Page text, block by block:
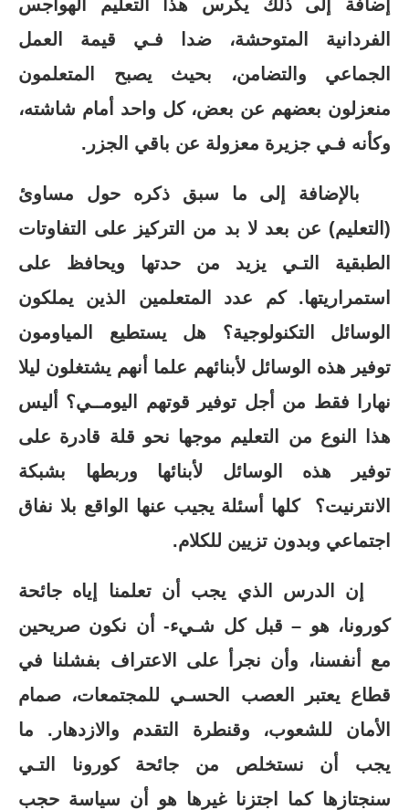
إضافة إلى ذلك يكرس هذا التعليم الهواجس
الفردانية المتوحشة، ضدا فـي قيمة العمل
الجماعي والتضامن، بحيث يصبح المتعلمون
منعزلون بعضهم عن بعض، كل واحد أمام شاشته،
وكأنه فـي جزيرة معزولة عن باقي الجزر.
بالإضافة إلى ما سبق ذكره حول مساوئ
(التعليم) عن بعد لا بد من التركيز على التفاوتات
الطبقية التـي يزيد من حدتها ويحافظ على
استمراريتها. كم عدد المتعلمين الذين يملكون
الوسائل التكنولوجية؟ هل يستطيع المياومون
توفير هذه الوسائل لأبنائهم علما أنهم يشتغلون ليلا
نهارا فقط من أجل توفير قوتهم اليومــي؟ أليس
هذا النوع من التعليم موجها نحو قلة قادرة على
توفير هذه الوسائل لأبنائها وربطها بشبكة
الانترنيت؟ كلها أسئلة يجيب عنها الواقع بلا نفاق
اجتماعي وبدون تزيين للكلام.
إن الدرس الذي يجب أن تعلمنا إياه جائحة
كورونا، هو – قبل كل شـيء- أن نكون صريحين
مع أنفسنا، وأن نجرأ على الاعتراف بفشلنا في
قطاع يعتبر العصب الحسـي للمجتمعات، صمام
الأمان للشعوب، وقنطرة التقدم والازدهار. ما
يجب أن نستخلص من جائحة كورونا التـي
سنجتازها كما اجتزنا غيرها هو أن سياسة حجب